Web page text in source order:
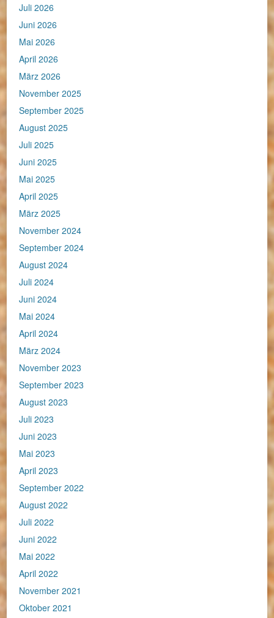
Juli 2026
Juni 2026
Mai 2026
April 2026
März 2026
November 2025
September 2025
August 2025
Juli 2025
Juni 2025
Mai 2025
April 2025
März 2025
November 2024
September 2024
August 2024
Juli 2024
Juni 2024
Mai 2024
April 2024
März 2024
November 2023
September 2023
August 2023
Juli 2023
Juni 2023
Mai 2023
April 2023
September 2022
August 2022
Juli 2022
Juni 2022
Mai 2022
April 2022
November 2021
Oktober 2021